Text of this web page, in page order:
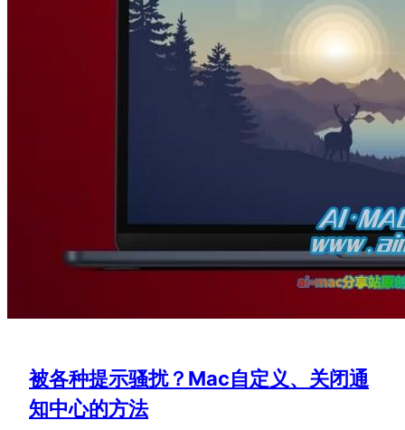
被各种提示骚扰？Mac自定义、关闭通
知中心的方法